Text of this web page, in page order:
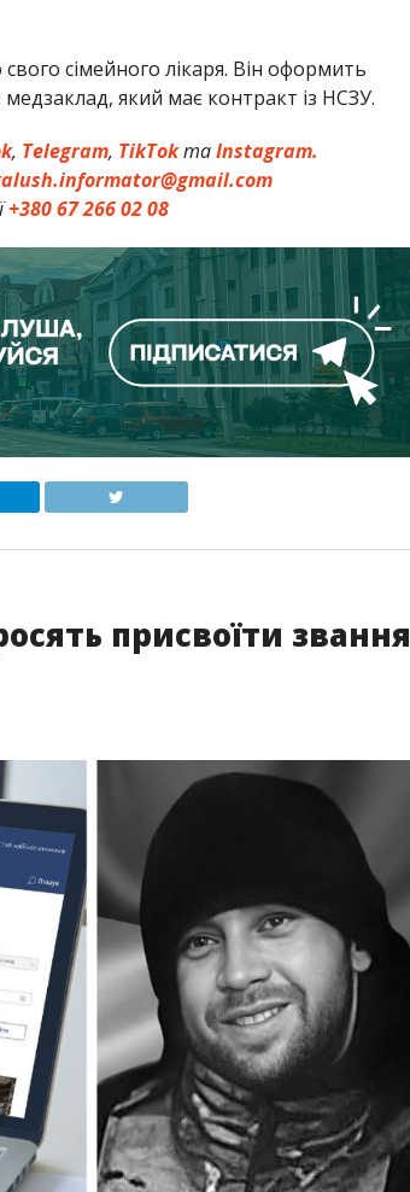
сімейного лікаря. Він оформить
який має контракт із НСЗУ.
, Telegram, TikTokтаInstagram.
+380 67 266 02 08
присвоїти звання